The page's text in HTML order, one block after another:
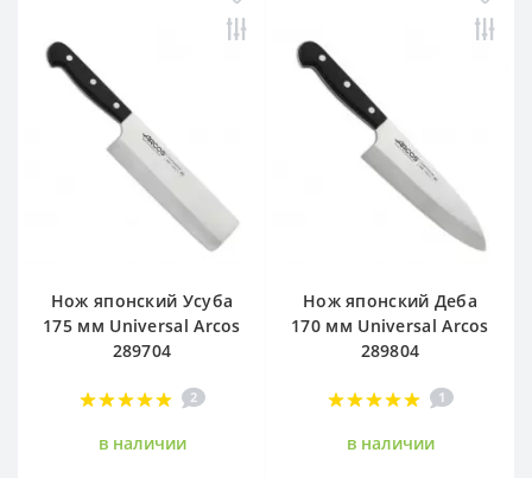
Нож японский Усуба
175 мм Universal Arcos
289704
2
в наличии
Нож японский Деба
170 мм Universal Arcos
289804
1
в наличии